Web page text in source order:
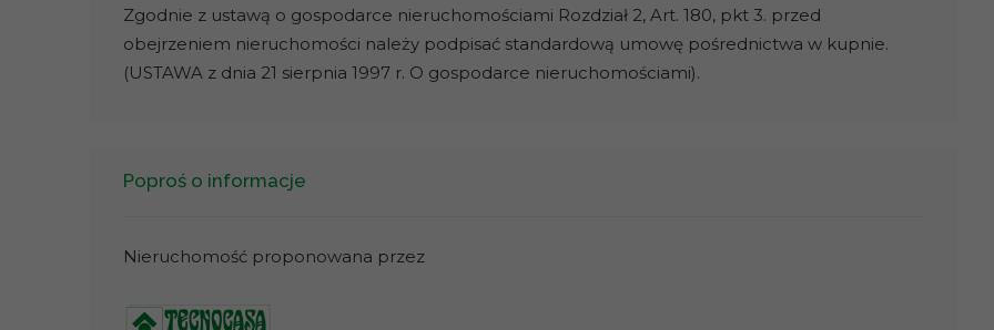
Zgodnie z ustawą o gospodarce nieruchomościami Rozdział 2, Art. 180, pkt 3. przed
obejrzeniem nieruchomości należy podpisać standardową umowę pośrednictwa w kupnie.
(USTAWA z dnia 21 sierpnia 1997 r. O gospodarce nieruchomościami).
Poproś o informacje
Nieruchomość proponowana przez